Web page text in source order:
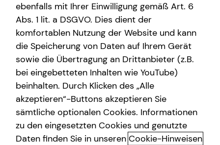
Zinsrechner
Dein tecis Finanzpodcast
Das Wissen rund um das Thema Finanzen hat großen
Einfluss auf unsere Lebensqualität. Der tecis-
ebenfalls mit Ihrer Einwilligung gemäß Art. 6
Abs. 1 lit. a DSGVO. Dies dient der
komfortablen Nutzung der Website und kann
die Speicherung von Daten auf Ihrem Gerät
sowie die Übertragung an Drittanbieter (z.B.
bei eingebetteten Inhalten wie YouTube)
beinhalten. Durch Klicken des „Alle
akzeptieren“-Buttons akzeptieren Sie
sämtliche optionalen Cookies. Informationen
zu den eingesetzten Cookies und genutzte
Daten finden Sie in unseren Cookie-Hinweisen